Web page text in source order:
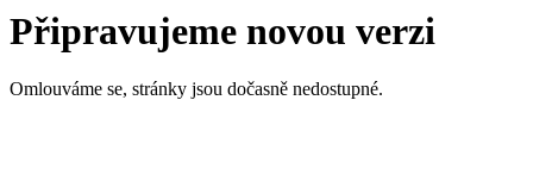
Připravujeme novou verzi
Omlouváme se, stránky jsou dočasně nedostupné.